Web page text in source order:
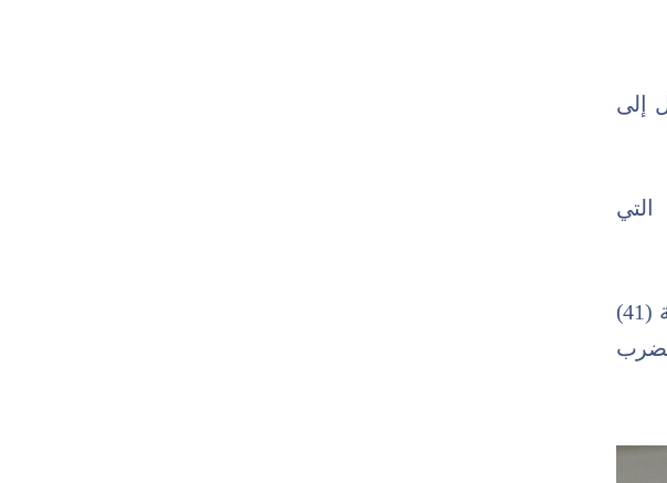
إلى
التي
وسجل الهدف الأول للمنتخب الوطني الأولمبي اللاعب متعب الحربي بالدقيقة (41)
يضيف فراس البركان الهدف الثاني في الدقيقة 65 ليضرب